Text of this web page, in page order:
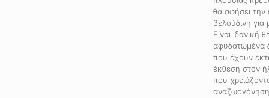
θα αφήσει την
βελούδινη για
Είναι ιδανική
αφυδατωμένα
που έχουν
έκθεση στον
που